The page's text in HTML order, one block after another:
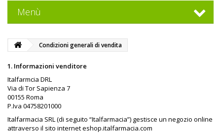
Menù
Condizioni generali di vendita
1. Informazioni venditore
Italfarmcia DRL
Via di Tor Sapienza 7
00155 Roma
P.Iva 04758201000
Italfarmacia SRL (di seguito “Italfarmacia”) gestisce un negozio online
attraverso il sito internet eshop.italfarmacia.com